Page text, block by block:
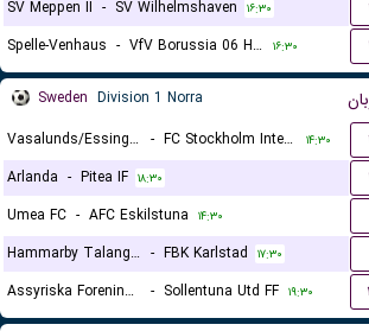
SV Meppen II - SV Wilhelmshaven ۱۶:۳۰
Spelle-Venhaus - VfV Borussia 06 Hildesheim ۱۶:۳۰
Sweden Division 1 Norra
Vasalunds/Essinge IF - FC Stockholm Internazionale ۱۴:۳۰
Arlanda - Pitea IF ۱۸:۳۰
Umea FC - AFC Eskilstuna ۱۴:۳۰
Hammarby Talang Ff - FBK Karlstad ۱۷:۳۰
Assyriska Foreningen
- Sollentuna Utd FF ۱۹:۳۰